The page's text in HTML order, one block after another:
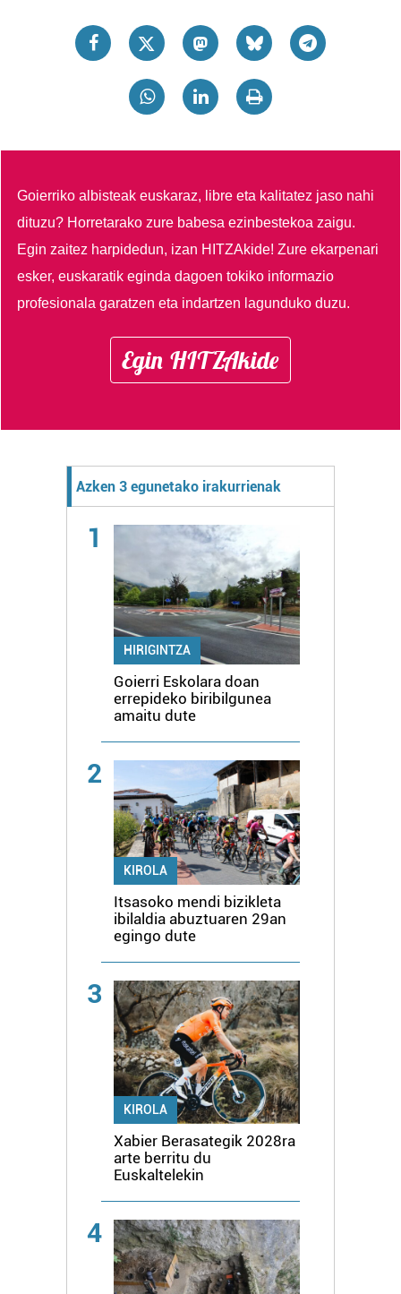
Goierriko albisteak euskaraz, libre eta kalitatez jaso nahi
dituzu? Horretarako zure babesa ezinbestekoa zaigu.
Egin zaitez harpidedun, izan HITZAkide!Zure ekarpenari
esker, euskaratik eginda dagoen tokiko informazio
profesionala garatzen eta indartzen lagunduko duzu.
Egin HITZAkide
Azken 3 egunetako irakurrienak
1
HIRIGINTZA
Goierri Eskolara doan
errepideko biribilgunea
amaitu dute
2
KIROLA
Itsasoko mendi bizikleta
ibilaldia abuztuaren 29an
egingo dute
3
KIROLA
Xabier Berasategik 2028ra
arte berritu du
Euskaltelekin
4